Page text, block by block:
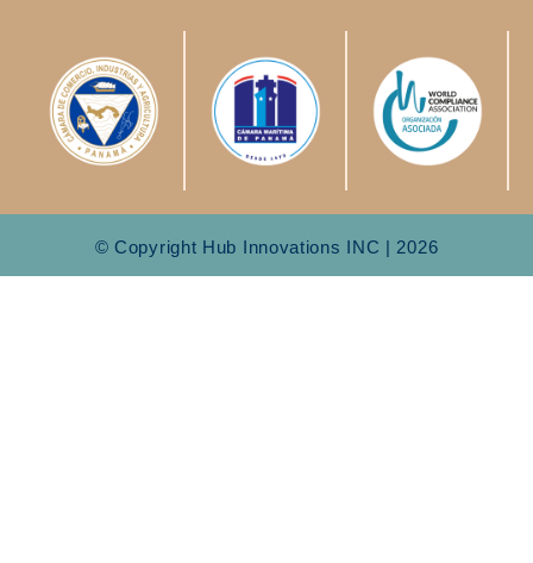
© Copyright Hub Innovations INC | 2026